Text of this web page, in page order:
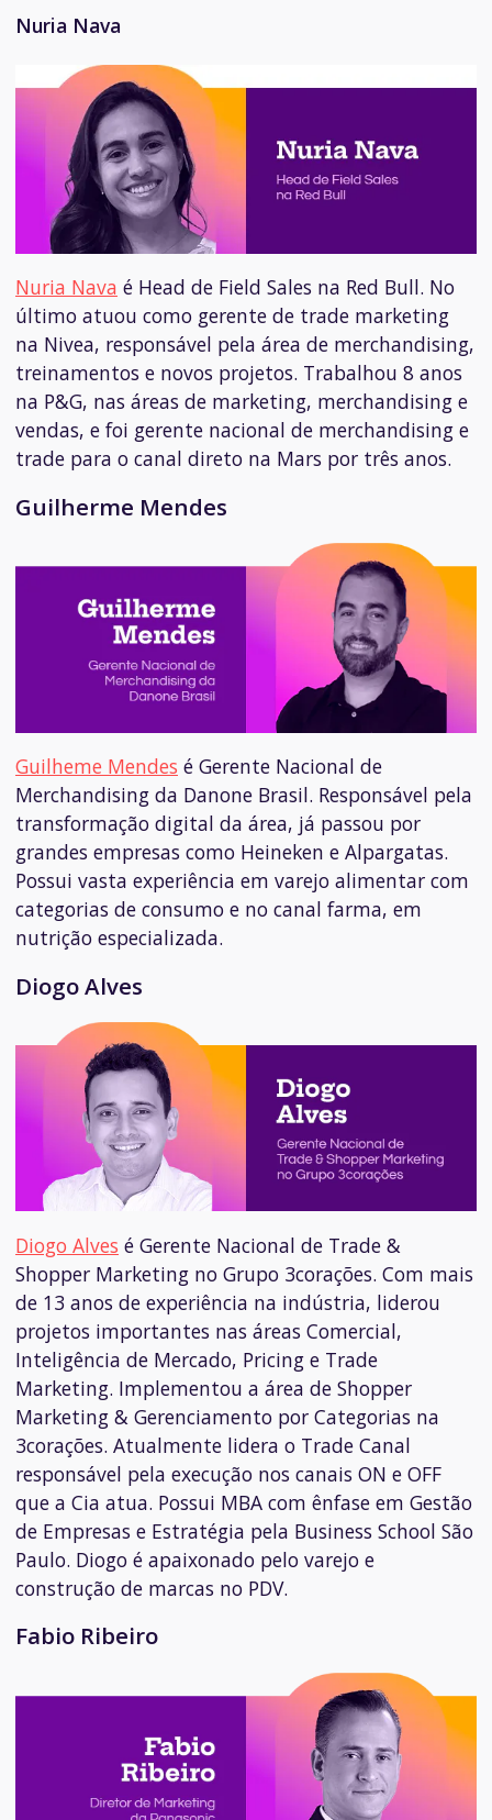
Nuria Nava
Nuria Nava é Head de Field Sales na Red Bull. No
último atuou como gerente de trade marketing
na Nivea, responsável pela área de merchandising,
treinamentos e novos projetos. Trabalhou 8 anos
na P&G, nas áreas de marketing, merchandising e
vendas, e foi gerente nacional de merchandising e
trade para o canal direto na Mars por três anos.
Guilherme Mendes
Guilheme Mendes é Gerente Nacional de
Merchandising da Danone Brasil. Responsável pela
transformação digital da área, já passou por
grandes empresas como Heineken e Alpargatas.
Possui vasta experiência em varejo alimentar com
categorias de consumo e no canal farma, em
nutrição especializada.
Diogo Alves
Diogo Alves é Gerente Nacional de Trade &
Shopper Marketing no Grupo 3corações. Com mais
de 13 anos de experiência na indústria, liderou
projetos importantes nas áreas Comercial,
Inteligência de Mercado, Pricing e Trade
Marketing. Implementou a área de Shopper
Marketing & Gerenciamento por Categorias na
3corações. Atualmente lidera o Trade Canal
responsável pela execução nos canais ON e OFF
que a Cia atua. Possui MBA com ênfase em Gestão
de Empresas e Estratégia pela Business School São
Paulo. Diogo é apaixonado pelo varejo e
construção de marcas no PDV.
Fabio Ribeiro